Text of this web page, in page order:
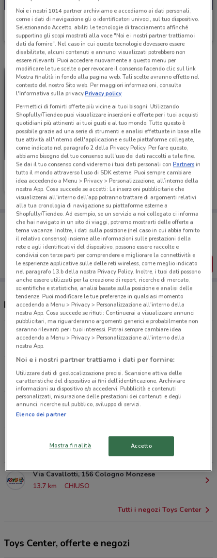
Toys Center
Scade il 26/08 6.8 km
Toys Center
Scade il 31/12 6.8 km
Porta DoveConviene sempre con te!
Puoi trovare le migliori offerte dei negozi vicino a te,
salvarle e creare la tua lista del risparmio, comodamente
dal tuo cellulare.
SCARICA L’APP
Negozi Toys Center a Limbiate
Via G. E. Luraghi, 11 Arese
6.8 km
10.6 km
CHIUSO
Via Adriano, 83 Milano
13.4 km
Via Adriano Milano Adriano
13.5 km
CHIUSO
Via Cavallotti, 156 Cologno Monzese
13.7 km
CHIUSO
Tutti i negozi Toys Center
Toys Center, offerte e negozi
Noi e i nostri 1014partner archiviamo e accediamo ai dati personali,
come i dati di navigazione gli o identificatori univoci, sul tuo dispositivo.
Selezionando Accetto, abiliti le tecnologie di tracciamento affinché
supportino gli scopi mostrati alla voce "Noi e i nostri partner trattiamo i
dati da fornire". Nel caso in cui queste tecnologie dovessero essere
disabilitate, alcuni contenuti e annunci visualizzati potrebbero non
essere rilevanti. Puoi accedere nuovamente a questo menu per
modificare le tue scelte o per revocare il consenso facendo clic sul link
Mostra finalità in fondo alla pagina web. Tali scelte avranno effetto nel
contesto del nostro Sito web. Per maggiori informazioni, consulta
l'Informativa sulla privacy.Privacy policy
Permettici di fornirti offerte più vicine ai tuoi bisogni: Utilizzando
Shopfully/Tiendeo puoi visualizzare inserzioni e offerte per i tuoi acquisti
quotidiani più attinenti ai tuoi gusti e al tuo mondo. Tutto questo è
possibile grazie ad una serie di strumenti e analisi effettuate in base alle
tue attività all'interno dell'applicazione e sulle piattaforme collegate,
come indicato nel paragrafo 2 della Privacy Policy. Per fare questo,
abbiamo bisogno del tuo consenso sull'uso dei dati raccolti a tale fine.
Se dai il tuo consenso condivideremo i tuoi dati personali conPartnersin
tutto il mondo attraverso l’uso di SDK esterne. Puoi sempre cambiare
idea accedendo a Menu > Privacy > Personalizzazione, all’interno della
nostra App. Cosa succede se accetti: Le inserzioni pubblicitarie che
visualizzerai all'interno dell’app potranno trattare di argomenti relativi
alla tua cronologia di navigazione su piattaforme esterne a
Shopfully/Tiendeo. Ad esempio, se un servizio a noi collegato ci informa
che hai navigato in un sito di viaggi, potremo mostrarti delle offerte a
tema vacanze. Inoltre, i dati sulla posizione (nel caso in cui abbia fornito
il relativo consenso) insieme alle informazioni sulle prestazioni della
rete e agli identificativi del dispositivo, possono essere raccolte e
condivisi con terze parti per comprendere e migliorare la connettività e
le esperienze applicative sulle delle reti wireless, come meglio indicato
nel paragrafo 13.b della nostra Privacy Policy. Inoltre, i tuoi dati possono
anche essere utilizzati per la creazione di report, ricerche di mercato,
scientifiche e statistiche, analisi basate sulla posizione e analisi delle
tendenze. Puoi modificare le tue preferenze in qualsiasi momento
accedendo a Menu > Privacy > Personalizzazione all'interno della
nostra App. Cosa succede se rifiuti: Continuerai a visualizzare annunci
pubblicitari, ma riguarderanno argomenti generici e probabilmente non
saranno rilevanti per i tuoi interessi. Potrai sempre cambiare idea
accedendo a Menu > Privacy > Personalizzazione all'interno della
nostra App.
Noi e i nostri partner trattiamo i dati per fornire:
Utilizzare dati di geolocalizzazione precisi. Scansione attiva delle
caratteristiche del dispositivo ai fini dell’identificazione. Archiviare
informazioni su dispositivo e/o accedervi. Pubblicità e contenuti
personalizzati, misurazione delle prestazioni dei contenuti e degli
annunci, ricerche sul pubblico, sviluppo di servizi.
Elenco dei partner
Mostra finalità Accetto